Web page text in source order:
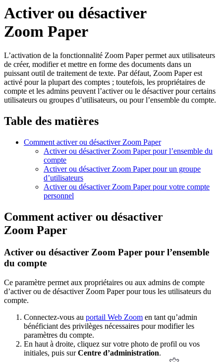
Activer ou désactiver
Zoom Paper
L’activation de la fonctionnalité Zoom Paper permet aux utilisateurs
de créer, modifier et mettre en forme des documents dans un
puissant outil de traitement de texte. Par défaut, Zoom Paper est
activé pour la plupart des comptes ; toutefois, les propriétaires de
compte et les admins peuvent l’activer ou le désactiver pour certains
utilisateurs ou groupes d’utilisateurs, ou pour l’ensemble du compte.
Table des matières
Comment activer ou désactiver Zoom Paper
Activer ou désactiver Zoom Paper pour l’ensemble du
compte
Activer ou désactiver Zoom Paper pour un groupe
d’utilisateurs
Activer ou désactiver Zoom Paper pour votre compte
personnel
Comment activer ou désactiver
Zoom Paper
Activer ou désactiver Zoom Paper pour l’ensemble
du compte
Ce paramètre permet aux propriétaires ou aux admins de compte
d’activer ou de désactiver Zoom Paper pour tous les utilisateurs du
compte.
Connectez-vous au portail Web Zoom en tant qu’admin
bénéficiant des privilèges nécessaires pour modifier les
paramètres du compte.
En haut à droite, cliquez sur votre photo de profil ou vos
initiales, puis surCentre d’administration.